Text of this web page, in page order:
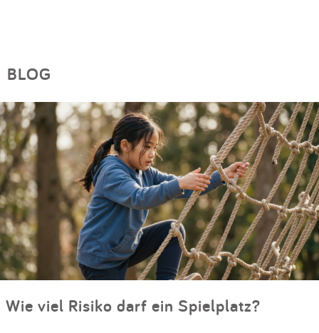
BLOG
Wie viel Risiko darf ein Spielplatz?